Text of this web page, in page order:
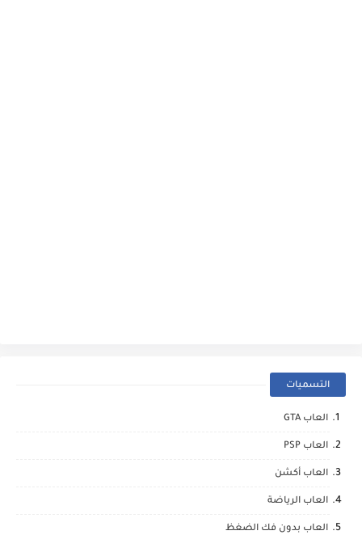
التسميات
العاب GTA
العاب PSP
العاب أكشن
العاب الرياضة
العاب بدون فك الضغظ